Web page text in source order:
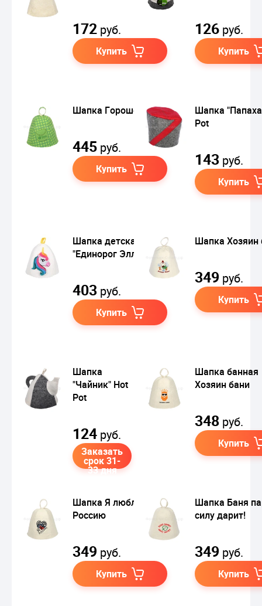
172 руб.
Купить
126 руб.
Купить
Шапка Горошек
445 руб.
Купить
Шапка
Pot
143 руб.
Купить
Шапка детская
"Единорог Элли"
403 руб.
Купить
Шапка Хозяин
349 руб.
Купить
Шапка
"Чайник" Hot
Pot
124 руб.
Заказать
срок 31-
33 дня
Шапка банная
Хозяин бани
348 руб.
Купить
Шапка Я люблю
Россию
349 руб.
Купить
Шапка Баня
силу дарит!
349 руб.
Купить